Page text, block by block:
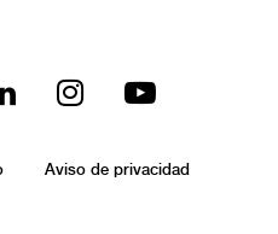
Aviso de privacidad